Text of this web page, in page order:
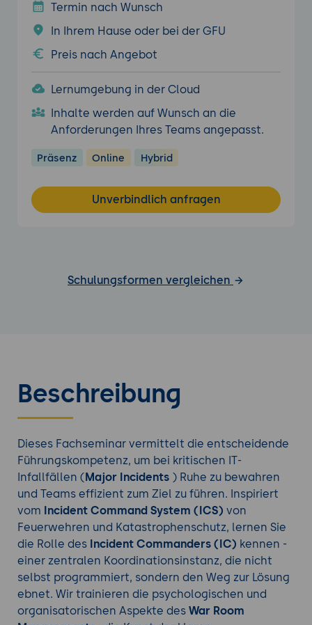
Termin nach Wunsch
In Ihrem Hause oder bei der GFU
Preis nach Angebot
Lernumgebung in der Cloud
Inhalte werden auf Wunsch an die
Anforderungen Ihres Teams angepasst.
Präsenz Online Hybrid
Unverbindlich anfragen
Schulungsformen vergleichen
Beschreibung
Dieses Fachseminar vermittelt die entscheidende
Führungskompetenz, um bei kritischen IT-
Infallfällen (Major Incidents) Ruhe zu bewahren
und Teams effizient zum Ziel zu führen. Inspiriert
vom Incident Command System (ICS) von
Feuerwehren und Katastrophenschutz, lernen Sie
die Rolle des Incident Commanders (IC) kennen -
einer zentralen Koordinationsinstanz, die nicht
selbst programmiert, sondern den Weg zur Lösung
ebnet. Wir trainieren die psychologischen und
organisatorischen Aspekte des War Room